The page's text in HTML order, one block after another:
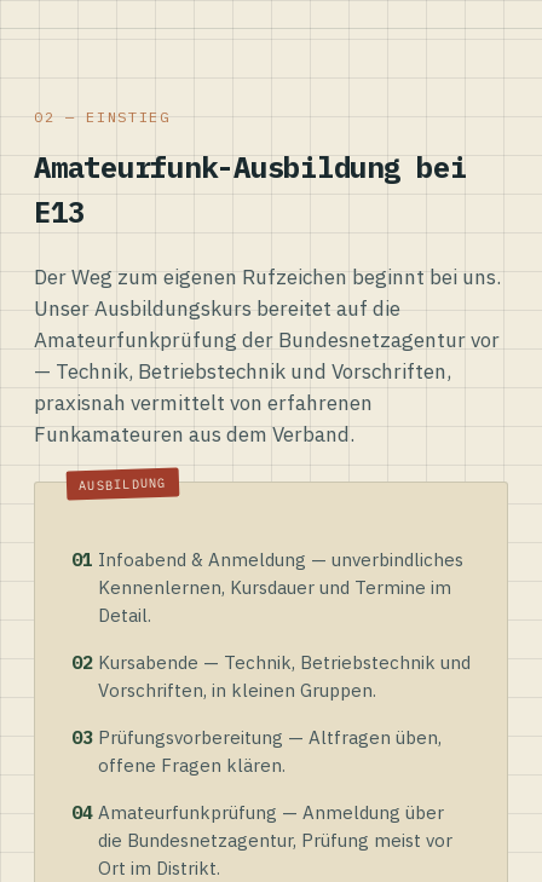
02 — EINSTIEG
Amateurfunk-Ausbildung bei
E13
Der Weg zum eigenen Rufzeichen beginnt bei uns.
Unser Ausbildungskurs bereitet auf die
Amateurfunkprüfung der Bundesnetzagentur vor
— Technik, Betriebstechnik und Vorschriften,
praxisnah vermittelt von erfahrenen
Funkamateuren aus dem Verband.
01 Infoabend & Anmeldung — unverbindliches
Kennenlernen, Kursdauer und Termine im
Detail.
02 Kursabende — Technik, Betriebstechnik und
Vorschriften, in kleinen Gruppen.
03 Prüfungsvorbereitung — Altfragen üben,
offene Fragen klären.
04 Amateurfunkprüfung — Anmeldung über
die Bundesnetzagentur, Prüfung meist vor
Ort im Distrikt.